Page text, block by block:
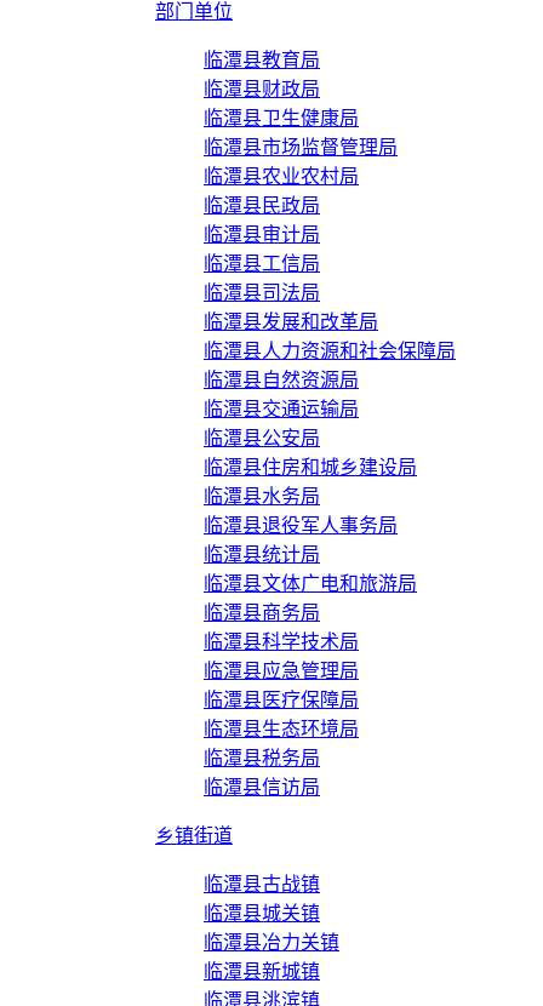
部门单位
临潭县教育局
临潭县财政局
临潭县卫生健康局
临潭县市场监督管理局
临潭县农业农村局
临潭县民政局
临潭县审计局
临潭县工信局
临潭县司法局
临潭县发展和改革局
临潭县人力资源和社会保障局
临潭县自然资源局
临潭县交通运输局
临潭县公安局
临潭县住房和城乡建设局
临潭县水务局
临潭县退役军人事务局
临潭县统计局
临潭县文体广电和旅游局
临潭县商务局
临潭县科学技术局
临潭县应急管理局
临潭县医疗保障局
临潭县生态环境局
临潭县税务局
临潭县信访局
乡镇街道
临潭县古战镇
临潭县城关镇
临潭县冶力关镇
临潭县新城镇
临潭县洮滨镇